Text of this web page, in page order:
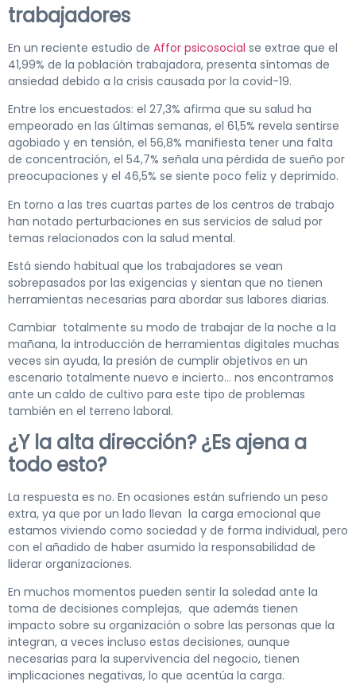
trabajadores
En un reciente estudio de Affor psicosocial se extrae que el
41,99% de la población trabajadora, presenta síntomas de
ansiedad debido a la crisis causada por la covid-19.
Entre los encuestados: el 27,3% afirma que su salud ha
empeorado en las últimas semanas, el 61,5% revela sentirse
agobiado y en tensión, el 56,8% manifiesta tener una falta
de concentración, el 54,7% señala una pérdida de sueño por
preocupaciones y el 46,5% se siente poco feliz y deprimido.
En torno a las tres cuartas partes de los centros de trabajo
han notado perturbaciones en sus servicios de salud por
temas relacionados con la salud mental.
Está siendo habitual que los trabajadores se vean
sobrepasados por las exigencias y sientan que no tienen
herramientas necesarias para abordar sus labores diarias.
Cambiar totalmente su modo de trabajar de la noche a la
mañana, la introducción de herramientas digitales muchas
veces sin ayuda, la presión de cumplir objetivos en un
escenario totalmente nuevo e incierto… nos encontramos
ante un caldo de cultivo para este tipo de problemas
también en el terreno laboral.
¿Y la alta dirección? ¿Es ajena a
todo esto?
La respuesta es no. En ocasiones están sufriendo un peso
extra, ya que por un lado llevan la carga emocional que
estamos viviendo como sociedad y de forma individual, pero
con el añadido de haber asumido la responsabilidad de
liderar organizaciones.
En muchos momentos pueden sentir la soledad ante la
toma de decisiones complejas, que además tienen
impacto sobre su organización o sobre las personas que la
integran, a veces incluso estas decisiones, aunque
necesarias para la supervivencia del negocio, tienen
implicaciones negativas, lo que acentúa la carga.